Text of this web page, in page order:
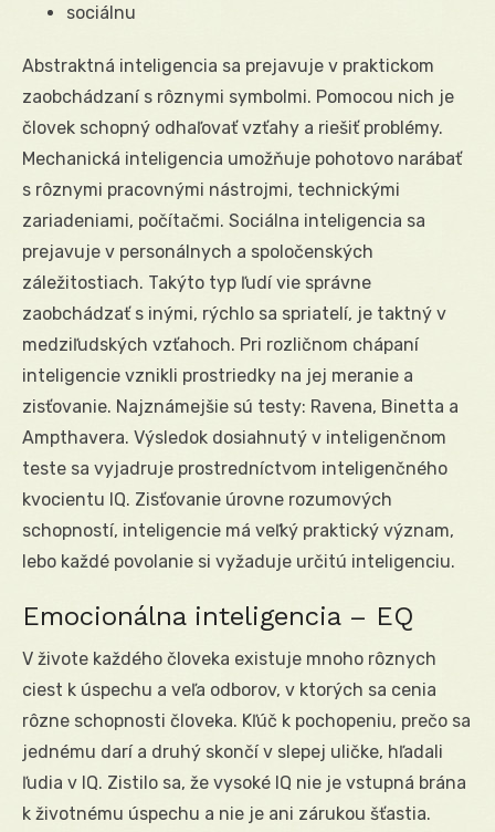
sociálnu
Abstraktná inteligencia sa prejavuje v praktickom
zaobchádzaní s rôznymi symbolmi. Pomocou nich je
človek schopný odhaľovať vzťahy a riešiť problémy.
Mechanická inteligencia umožňuje pohotovo narábať
s rôznymi pracovnými nástrojmi, technickými
zariadeniami, počítačmi. Sociálna inteligencia sa
prejavuje v personálnych a spoločenských
záležitostiach. Takýto typ ľudí vie správne
zaobchádzať s inými, rýchlo sa spriatelí, je taktný v
medziľudských vzťahoch. Pri rozličnom chápaní
inteligencie vznikli prostriedky na jej meranie a
zisťovanie. Najznámejšie sú testy: Ravena, Binetta a
Ampthavera. Výsledok dosiahnutý v inteligenčnom
teste sa vyjadruje prostredníctvom inteligenčného
kvocientu IQ. Zisťovanie úrovne rozumových
schopností, inteligencie má veľký praktický význam,
lebo každé povolanie si vyžaduje určitú inteligenciu.
Emocionálna inteligencia – EQ
V živote každého človeka existuje mnoho rôznych
ciest k úspechu a veľa odborov, v ktorých sa cenia
rôzne schopnosti človeka. Kľúč k pochopeniu, prečo sa
jednému darí a druhý skončí v slepej uličke, hľadali
ľudia v IQ. Zistilo sa, že vysoké IQ nie je vstupná brána
k životnému úspechu a nie je ani zárukou šťastia.